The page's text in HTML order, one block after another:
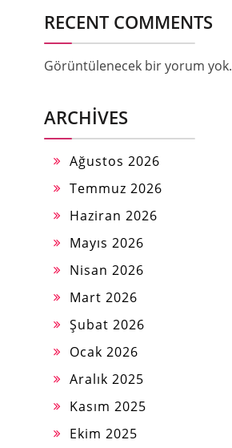
RECENT COMMENTS
Görüntülenecek bir yorum yok.
ARCHIVES
Ağustos 2026
Temmuz 2026
Haziran 2026
Mayıs 2026
Nisan 2026
Mart 2026
Şubat 2026
Ocak 2026
Aralık 2025
Kasım 2025
Ekim 2025